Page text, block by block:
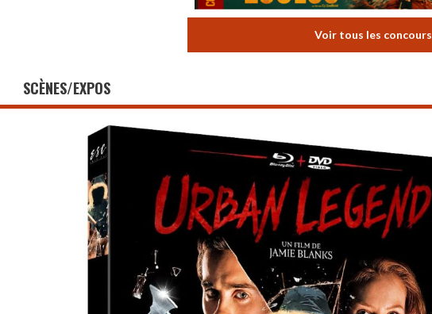
Voir tous les concours
SCÈNES/EXPOS